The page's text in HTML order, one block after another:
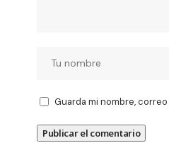
Guarda mi nombre,